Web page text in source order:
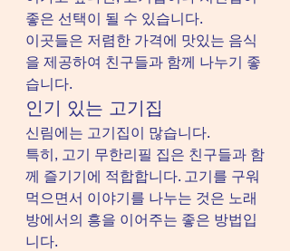
좋은 선택이 될 수 있습니다.
이곳들은 저렴한 가격에 맛있는 음식
을 제공하여 친구들과 함께 나누기 좋
습니다.
인기 있는 고기집
신림에는 고기집이 많습니다.
특히, 고기 무한리필 집은 친구들과 함
께 즐기기에 적합합니다. 고기를 구워
먹으면서 이야기를 나누는 것은 노래
방에서의 흥을 이어주는 좋은 방법입
니다.